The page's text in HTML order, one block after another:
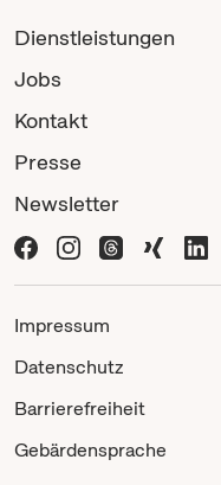
Dienstleistungen
Jobs
Kontakt
Presse
Newsletter
Impressum
Datenschutz
Barrierefreiheit
Gebärdensprache